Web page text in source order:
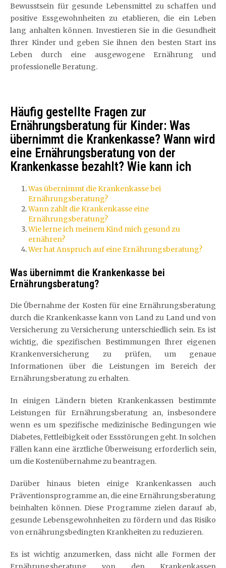
Bewusstsein für gesunde Lebensmittel zu schaffen und
positive Essgewohnheiten zu etablieren, die ein Leben
lang anhalten können. Investieren Sie in die Gesundheit
Ihrer Kinder und geben Sie ihnen den besten Start ins
Leben durch eine ausgewogene Ernährung und
professionelle Beratung.
Häufig gestellte Fragen zur
Ernährungsberatung für Kinder: Was
übernimmt die Krankenkasse? Wann wird
eine Ernährungsberatung von der
Krankenkasse bezahlt? Wie kann ich
Was übernimmt die Krankenkasse bei
Ernährungsberatung?
Wann zahlt die Krankenkasse eine
Ernährungsberatung?
Wie lerne ich meinem Kind mich gesund zu
ernähren?
Wer hat Anspruch auf eine Ernährungsberatung?
Was übernimmt die Krankenkasse bei
Ernährungsberatung?
Die Übernahme der Kosten für eine Ernährungsberatung
durch die Krankenkasse kann von Land zu Land und von
Versicherung zu Versicherung unterschiedlich sein. Es ist
wichtig, die spezifischen Bestimmungen Ihrer eigenen
Krankenversicherung zu prüfen, um genaue
Informationen über die Leistungen im Bereich der
Ernährungsberatung zu erhalten.
In einigen Ländern bieten Krankenkassen bestimmte
Leistungen für Ernährungsberatung an, insbesondere
wenn es um spezifische medizinische Bedingungen wie
Diabetes, Fettleibigkeit oder Essstörungen geht. In solchen
Fällen kann eine ärztliche Überweisung erforderlich sein,
um die Kostenübernahme zu beantragen.
Darüber hinaus bieten einige Krankenkassen auch
Präventionsprogramme an, die eine Ernährungsberatung
beinhalten können. Diese Programme zielen darauf ab,
gesunde Lebensgewohnheiten zu fördern und das Risiko
von ernährungsbedingten Krankheiten zu reduzieren.
Es ist wichtig anzumerken, dass nicht alle Formen der